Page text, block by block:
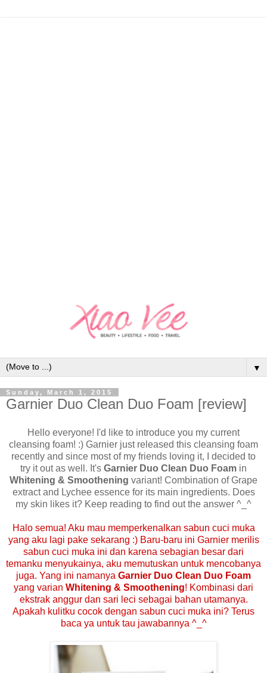
▼
Sunday, March 1, 2015
Garnier Duo Clean Duo Foam [review]
Hello everyone! I'd like to introduce you my current
cleansing foam! :) Garnier just released this cleansing foam
recently and since most of my friends loving it, I decided to
try it out as well. It's Garnier Duo Clean Duo Foam in
Whitening & Smoothening variant! Combination of Grape
extract and Lychee essence for its main ingredients. Does
my skin likes it? Keep reading to find out the answer ^_^
Halo semua! Aku mau memperkenalkan sabun cuci muka
yang aku lagi pake sekarang :) Baru-baru ini Garnier merilis
sabun cuci muka ini dan karena sebagian besar dari
temanku menyukainya, aku memutuskan untuk mencobanya
juga. Yang ini namanya Garnier Duo Clean Duo Foam
yang varian Whitening & Smoothening! Kombinasi dari
ekstrak anggur dan sari leci sebagai bahan utamanya.
Apakah kulitku cocok dengan sabun cuci muka ini? Terus
baca ya untuk tau jawabannya ^_^